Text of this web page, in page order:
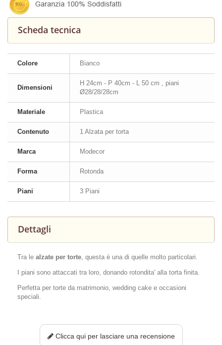
Scheda tecnica
Colore Bianco
Dimensioni
H 24cm - P 40cm - L 50 cm , piani
Ø28/28/28cm
Materiale Plastica
Contenuto 1 Alzata per torta
Marca Modecor
Forma Rotonda
Piani 3 Piani
Dettagli
Tra le alzate per torte, questa è una di quelle molto particolari.
I piani sono attaccati tra loro, donando rotondita' alla torta finita.
Perfetta per torte da matrimonio, wedding cake e occasioni
speciali.
Clicca qui per lasciare una recensione